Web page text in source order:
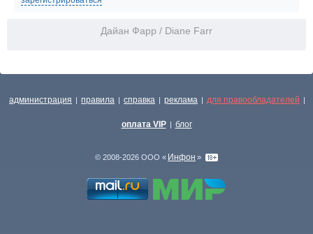
Дайан Фарр / Diane Farr
администрация | правила | справка | реклама | для правообладателей |
оплата VIP | блог
© 2008-2026 ООО « Инфон »